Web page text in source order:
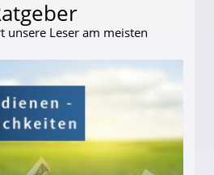
unsere Leser am meisten